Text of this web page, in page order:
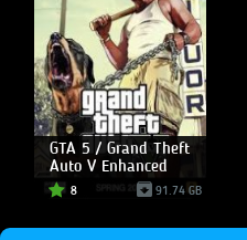
GTA 5 / Grand Theft
Auto V Enhanced
8 91.74 GB